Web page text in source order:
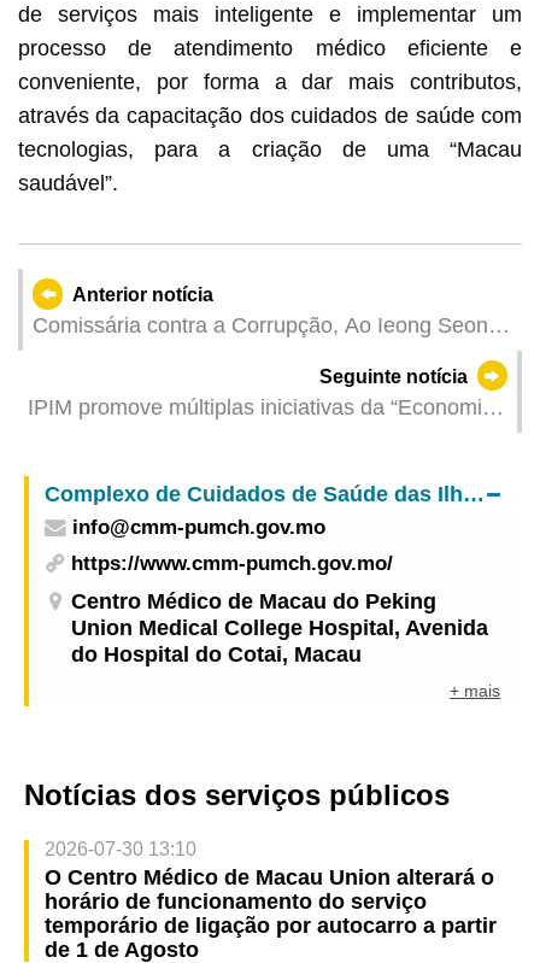
de serviços mais inteligente e implementar um
processo de atendimento médico eficiente e
conveniente, por forma a dar mais contributos,
através da capacitação dos cuidados de saúde com
tecnologias, para a criação de uma “Macau
saudável”.
Anterior notícia
Comissária contra a Corrupção, Ao Ieong Seong,
organizado pelo Office of the Ombudsman da
Tailândia, através de videoconferência
Seguinte notícia
IPIM promove múltiplas iniciativas da “Economia
“Economia de Estreia”
Complexo de Cuidados de Saúde das Ilhas – Centro Médico de Macau do Peking Union Medical College Hospital
info@cmm-pumch.gov.mo
https://www.cmm-pumch.gov.mo/
Centro Médico de Macau do Peking
Union Medical College Hospital, Avenida
do Hospital do Cotai, Macau
+ mais
Notícias dos serviços públicos
2026-07-30 13:10
O Centro Médico de Macau Union alterará o
horário de funcionamento do serviço
temporário de ligação por autocarro a partir
de 1 de Agosto